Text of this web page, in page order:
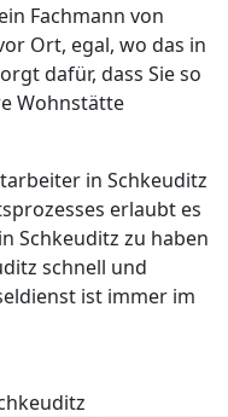
Fachmann von
Ort, egal, wo das in
dafür, dass Sie so
Wohnstätte
in Schkeuditz
erlaubt es
Schkeuditz zu haben
schnell und
ist immer im